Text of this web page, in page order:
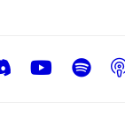
Discord